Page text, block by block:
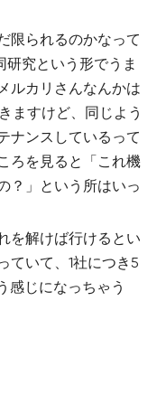
限られるのかなって
研究という形でうま
ルカリさんなんかは
ますけど、同じよう
ナンスしているって
ろを見ると「これ機
？」という所はいっ
を解けば行けるとい
ていて、1社につき5
感じになっちゃう